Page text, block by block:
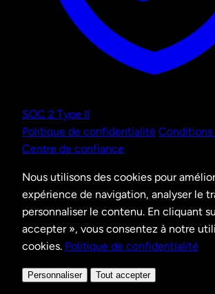
SOC 2 Type II
Politique de confidentialité
Centre de confiance
Nous utilisons des cookies pour
expérience de navigation, analyser le
personnaliser le contenu. En cliquant
accepter », vous consentez à notre
cookies. Politique de confidentialité
Personnaliser Tout accepter